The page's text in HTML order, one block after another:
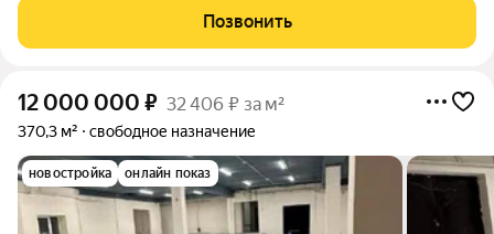
жилом доме на первом этаже с отдельным входом со двора.
Площадь по документам 52кв.м:
Позвонить
12 000 000 ₽ 32 406 ₽ за м²
370,3 м² свободное назначение
новостройка онлайн показ